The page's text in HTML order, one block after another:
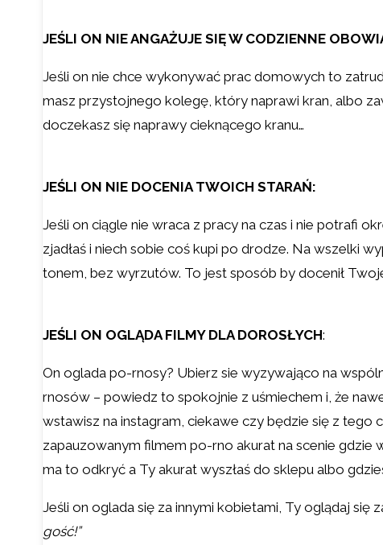
JEŚLI ON NIE ANGAŻUJE SIĘ W CODZIENNE
Jeśli on nie chce wykonywać prac domowych to
masz przystojnego kolegę, który naprawi kran, albo
doczekasz się naprawy cieknącego kranu…
JEŚLI ON NIE DOCENIA TWOICH STARAŃ:
Jeśli on ciągle nie wraca z pracy na czas i nie potrafi
zjadłaś i niech sobie coś kupi po drodze. Na wszelki
tonem, bez wyrzutów. To jest sposób by docenił
JEŚLI ON OGLĄDA FILMY DLA DOROSŁYCH:
On oglada po-rnosy? Ubierz sie wyzywająco na
rnosów – powiedz to spokojnie z uśmiechem i, że
wstawisz na instagram, ciekawe czy będzie się z tego
zapauzowanym filmem po-rno akurat na scenie
ma to odkryć a Ty akurat wyszłaś do sklepu albo
Jeśli on oglada się za innymi kobietami, Ty oglądaj się
gość!”